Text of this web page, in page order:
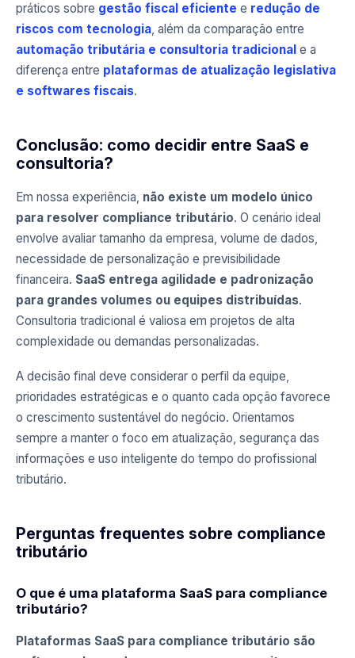
práticos sobre gestão fiscal eficiente e redução de
riscos com tecnologia, além da comparação entre
automação tributária e consultoria tradicional e a
diferença entre plataformas de atualização legislativa
e softwares fiscais.
Conclusão: como decidir entre SaaS e
consultoria?
Em nossa experiência, não existe um modelo único
para resolver compliance tributário. O cenário ideal
envolve avaliar tamanho da empresa, volume de dados,
necessidade de personalização e previsibilidade
financeira. SaaS entrega agilidade e padronização
para grandes volumes ou equipes distribuídas.
Consultoria tradicional é valiosa em projetos de alta
complexidade ou demandas personalizadas.
A decisão final deve considerar o perfil da equipe,
prioridades estratégicas e o quanto cada opção favorece
o crescimento sustentável do negócio. Orientamos
sempre a manter o foco em atualização, segurança das
informações e uso inteligente do tempo do profissional
tributário.
Perguntas frequentes sobre compliance
tributário
O que é uma plataforma SaaS para compliance
tributário?
Plataformas SaaS para compliance tributário são